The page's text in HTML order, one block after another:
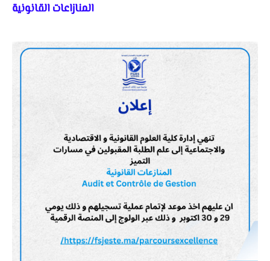
المنازاعات القانونية